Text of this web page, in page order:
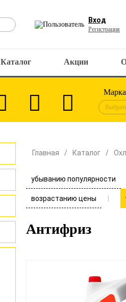
Вход
Регистрация
Каталог Акции
Марка
Главная Каталог
убыванию популярности
возрастанию цены
Антифриз